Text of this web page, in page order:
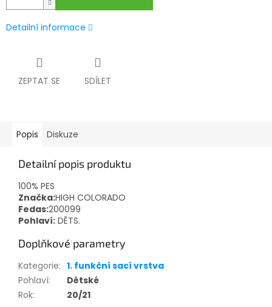
Detailní informace
ZEPTAT SE SDÍLET
Popis Diskuze
Detailní popis produktu
100% PES
Značka:HIGH COLORADO
Fedas:200099
Pohlaví: DĚTS.
Doplňkové parametry
Kategorie: 1. funkční sací vrstva
Pohlaví:
Dětské
Rok: 20/21